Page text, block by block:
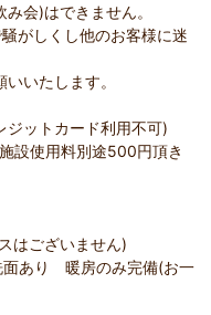
会)はできません。
がしくし他のお客様に迷
いいたします。
ットカード利用不可)
設使用料別途500円頂き
ございません)
り 暖房のみ完備(お一